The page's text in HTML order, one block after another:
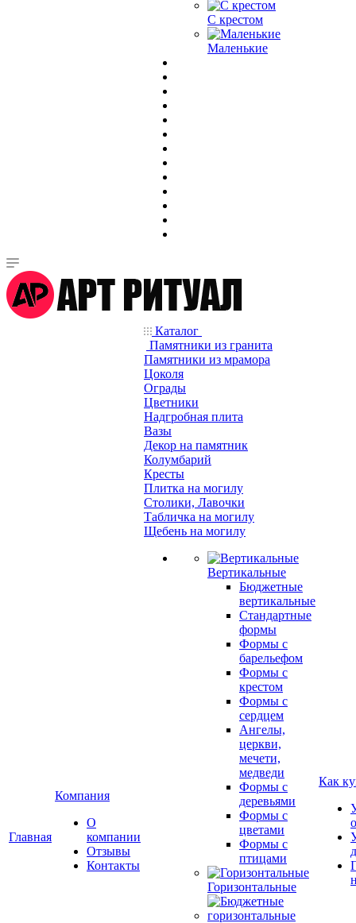
С крестом
Маленькие
Главная
Компания
О
компании
Отзывы
Контакты
Каталог
Памятники из гранита
Памятники из мрамора
Цоколя
Ограды
Цветники
Надгробная плита
Вазы
Декор на памятник
Колумбарий
Кресты
Плитка на могилу
Столики, Лавочки
Табличка на могилу
Щебень на могилу
Вертикальные
Бюджетные
вертикальные
Стандартные
формы
Формы с
барельефом
Формы с
крестом
Формы с
сердцем
Ангелы,
церкви,
мечети,
медведи
Формы с
деревьями
Формы с
цветами
Формы с
птицами
Горизонтальные
Как